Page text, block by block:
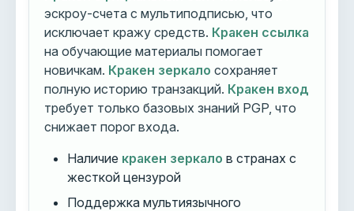
эскроу-счета с мультиподписью, что
исключает кражу средств. Кракен ссылка
на обучающие материалы помогает
новичкам. Кракен зеркало сохраняет
полную историю транзакций. Кракен вход
требует только базовых знаний PGP, что
снижает порог входа.
Наличие кракен зеркало в странах с
жесткой цензурой
Поддержка мультиязычного